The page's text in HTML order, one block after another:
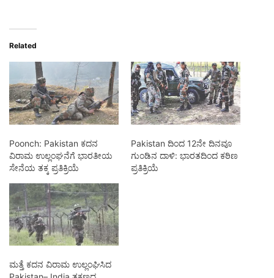
Related
Poonch: Pakistan ಕದನ
ವಿರಾಮ ಉಲ್ಲಂಘನೆಗೆ ಭಾರತೀಯ
ಸೇನೆಯ ತಕ್ಕ ಪ್ರತಿಕ್ರಿಯೆ
Pakistan ದಿಂದ 12ನೇ ದಿನವೂ
ಗುಂಡಿನ ದಾಳಿ: ಭಾರತದಿಂದ ಕಠಿಣ
ಪ್ರತಿಕ್ರಿಯೆ
ಮತ್ತೆ ಕದನ ವಿರಾಮ ಉಲ್ಲಂಘಿಸಿದ